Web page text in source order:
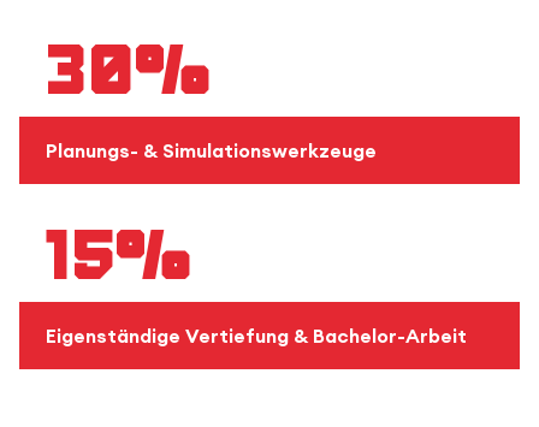
30%
Planungs- & Simulationswerkzeuge
15%
Eigenständige Vertiefung & Bachelor-Arbeit